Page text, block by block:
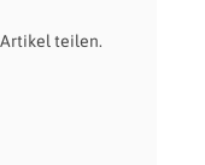
teilen.